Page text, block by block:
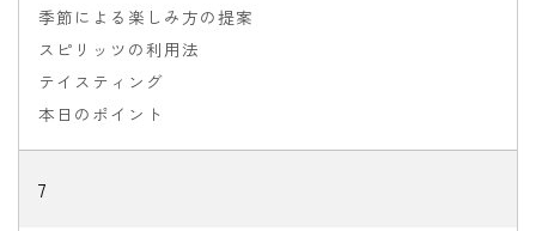
季節による楽しみ方の提案
スピリッツの利用法
テイスティング
本日のポイント
7